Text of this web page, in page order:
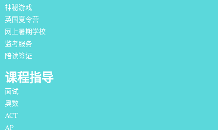
神秘游戏
英国夏令营
网上暑期学校
监考服务
陪读签证
课程指导
面试
奥数
ACT
AP